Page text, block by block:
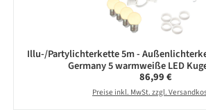
Illu-/Partylichterkette 5m -
Germany 5 warmweiße LED
Regulärer Preis:
86,99 €
Preise inkl. MwSt. zzgl.